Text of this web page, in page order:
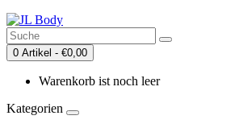
0 Artikel - €0,00
Warenkorb ist noch leer
Kategorien